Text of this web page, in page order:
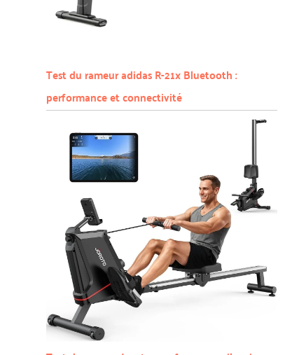
Test du rameur adidas R-21x Bluetooth :
performance et connectivité